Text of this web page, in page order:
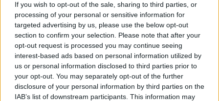
If you wish to opt-out of the sale, sharing to third parties, or
processing of your personal or sensitive information for
targeted advertising by us, please use the below opt-out
section to confirm your selection. Please note that after your
opt-out request is processed you may continue seeing
interest-based ads based on personal information utilized by
us or personal information disclosed to third parties prior to
your opt-out. You may separately opt-out of the further
disclosure of your personal information by third parties on the
IAB’s list of downstream participants. This information may